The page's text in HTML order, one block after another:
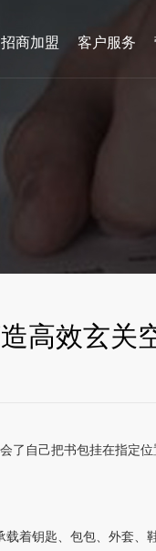
招商加盟 客户服务
高效玄关
了自己把书包挂在指
着钥匙、包包、外套、